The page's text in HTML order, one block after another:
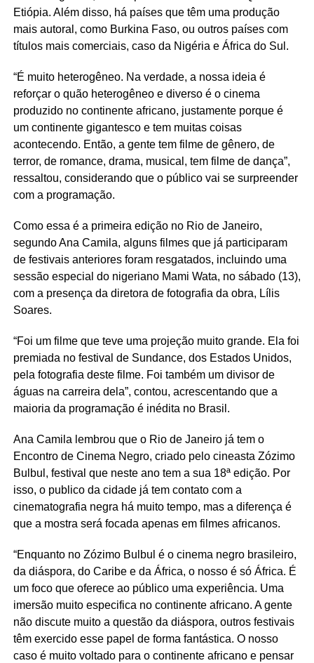
Etiópia. Além disso, há países que têm uma produção
mais autoral, como Burkina Faso, ou outros países com
títulos mais comerciais, caso da Nigéria e África do Sul.
“É muito heterogêneo. Na verdade, a nossa ideia é
reforçar o quão heterogêneo e diverso é o cinema
produzido no continente africano, justamente porque é
um continente gigantesco e tem muitas coisas
acontecendo. Então, a gente tem filme de gênero, de
terror, de romance, drama, musical, tem filme de dança”,
ressaltou, considerando que o público vai se surpreender
com a programação.
Como essa é a primeira edição no Rio de Janeiro,
segundo Ana Camila, alguns filmes que já participaram
de festivais anteriores foram resgatados, incluindo uma
sessão especial do nigeriano Mami Wata, no sábado (13),
com a presença da diretora de fotografia da obra, Lílis
Soares.
“Foi um filme que teve uma projeção muito grande. Ela foi
premiada no festival de Sundance, dos Estados Unidos,
pela fotografia deste filme. Foi também um divisor de
águas na carreira dela”, contou, acrescentando que a
maioria da programação é inédita no Brasil.
Ana Camila lembrou que o Rio de Janeiro já tem o
Encontro de Cinema Negro, criado pelo cineasta Zózimo
Bulbul, festival que neste ano tem a sua 18ª edição. Por
isso, o publico da cidade já tem contato com a
cinematografia negra há muito tempo, mas a diferença é
que a mostra será focada apenas em filmes africanos.
“Enquanto no Zózimo Bulbul é o cinema negro brasileiro,
da diáspora, do Caribe e da África, o nosso é só África. É
um foco que oferece ao público uma experiência. Uma
imersão muito especifica no continente africano. A gente
não discute muito a questão da diáspora, outros festivais
têm exercido esse papel de forma fantástica. O nosso
caso é muito voltado para o continente africano e pensar